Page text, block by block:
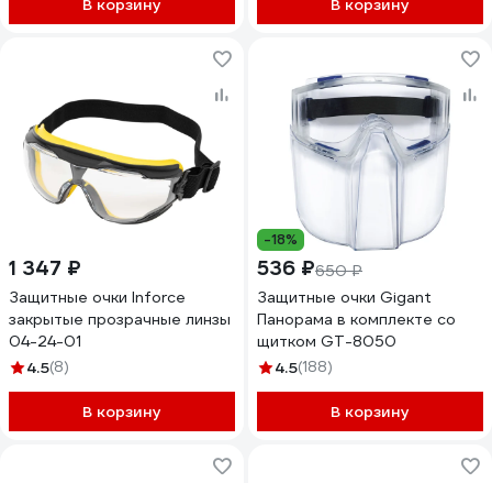
В корзину В корзину
1 347 ₽
Защитные очки Inforce
закрытые прозрачные линзы
04-24-01
4.5(8)
В корзину
-18%
536 ₽650 ₽
Защитные очки Gigant
Панорама в комплекте со
щитком GT-8050
4.5(188)
В корзину